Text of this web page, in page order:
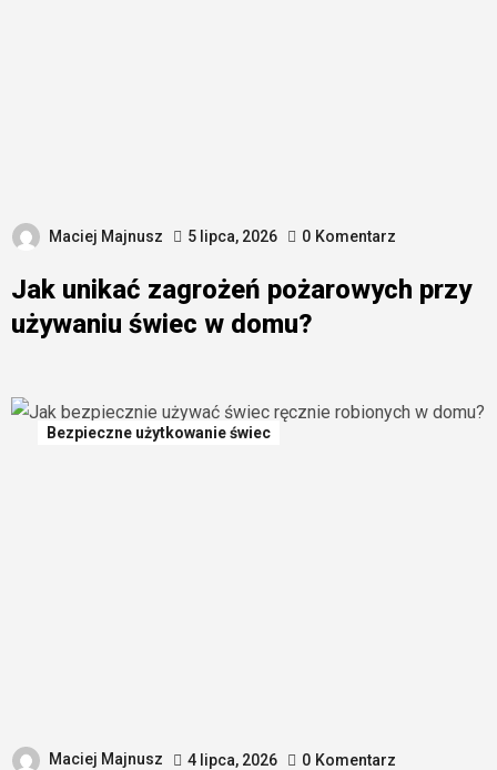
Maciej Majnusz 5 lipca, 2026 0 Komentarz
Jak unikać zagrożeń pożarowych przy
używaniu świec w domu?
Bezpieczne użytkowanie świec
Maciej Majnusz 4 lipca, 2026 0 Komentarz